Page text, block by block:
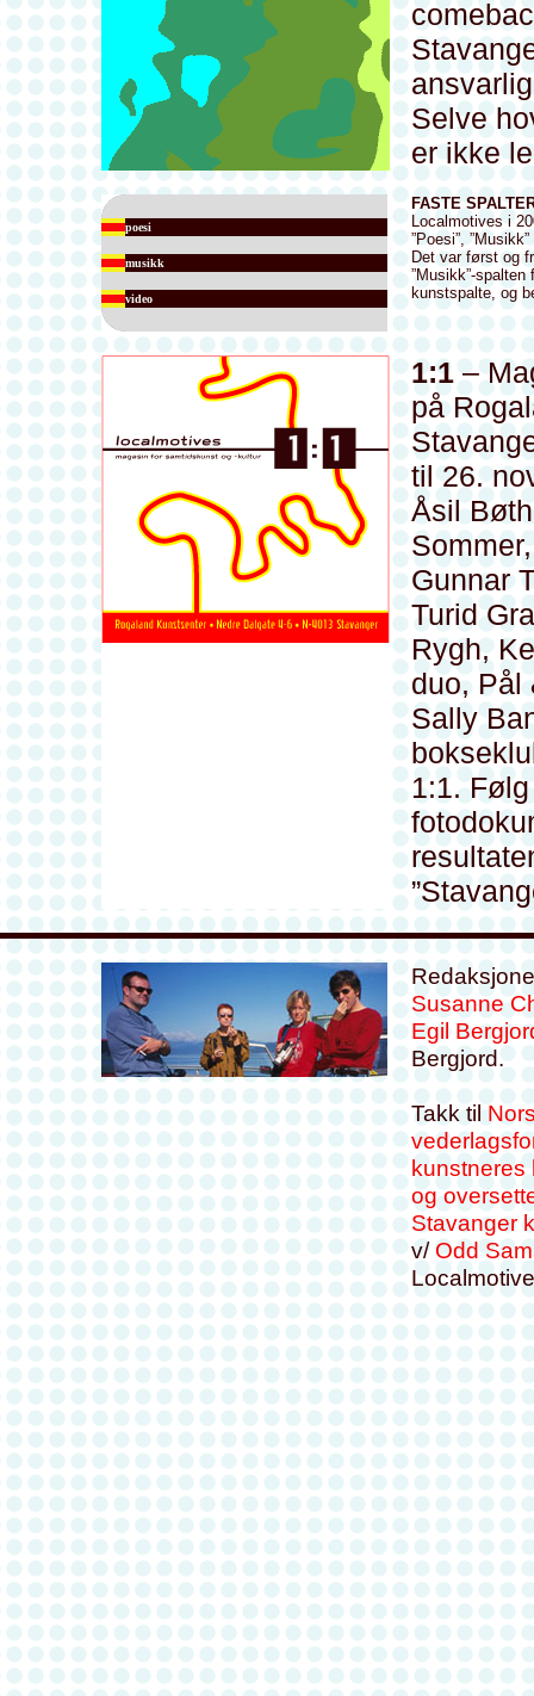
Selve
er ikke
poesi
musikk
video
FASTE
Localmotives i
”Poesi”,
Det var først og
”Musikk”-
kunstspalte, og
1:1 –
på
til 26.
Åsil
Gunnar
Turid
Rygh,
duo, Pål
Sally
1:1.
Susanne
Egil
Bergjord.
Takk til
kunstneres
og
Stavanger
v/ Odd